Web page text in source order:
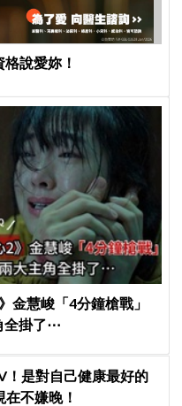
說愛妳！
金慧峻「4分鐘槍戰」
全掛了⋯
！是對自己健康最好的
不嫌晚！